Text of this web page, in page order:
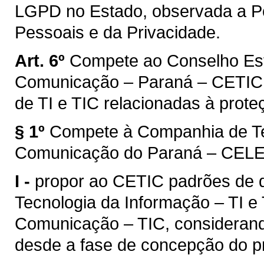
LGPD no Estado, observada a
Pessoais e da Privacidade.
Art. 6º Compete ao Conselho
Comunicação – Paraná –
de TI e TIC relacionadas à
§ 1º Compete à Companhia de
Comunicação do Paraná –
I - propor ao CETIC padrões de
Tecnologia da Informação – TI
Comunicação – TIC,
desde a fase de concepção do